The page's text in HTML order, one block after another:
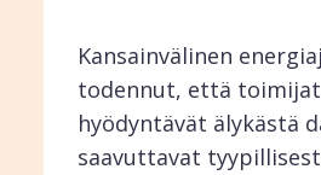
Kansainvälinen
todennut, että
hyödyntävät älykästä
saavuttavat